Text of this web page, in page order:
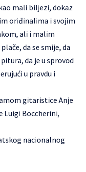
mali biljezi, dokaz
oriđinalima i svojim
ali i malim
da se smije, da
da je u sprovod
u pravdu i
gitaristice Anje
Luigi Boccherini,
nacionalnog